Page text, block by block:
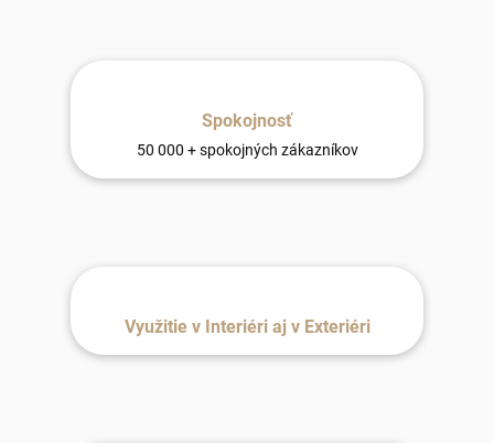
Spokojnosť
50 000 + spokojných zákazníkov
Využitie v Interiéri aj v Exteriéri